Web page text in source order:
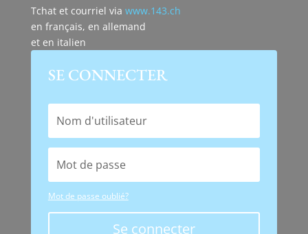
Tchat et courriel via www.143.ch
en français, en allemand
et en italien
SE CONNECTER
Mot de passe oublié?
Se connecter